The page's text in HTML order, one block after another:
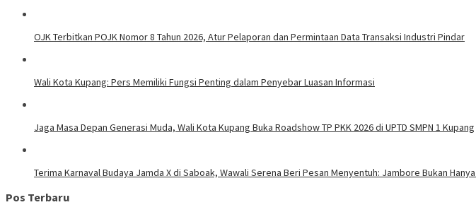
OJK Terbitkan POJK Nomor 8 Tahun 2026, Atur Pelaporan dan Permintaan Data Transaksi Industri Pindar
Wali Kota Kupang: Pers Memiliki Fungsi Penting dalam Penyebar Luasan Informasi
Jaga Masa Depan Generasi Muda, Wali Kota Kupang Buka Roadshow TP PKK 2026 di UPTD SMPN 1 Kupang
Terima Karnaval Budaya Jamda X di Saboak, Wawali Serena Beri Pesan Menyentuh: Jambore Bukan
Pos Terbaru